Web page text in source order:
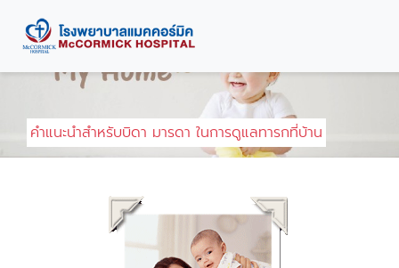
คำแนะนำสำหรับบิดา มารดา ในการดูแลทารกที่บ้าน